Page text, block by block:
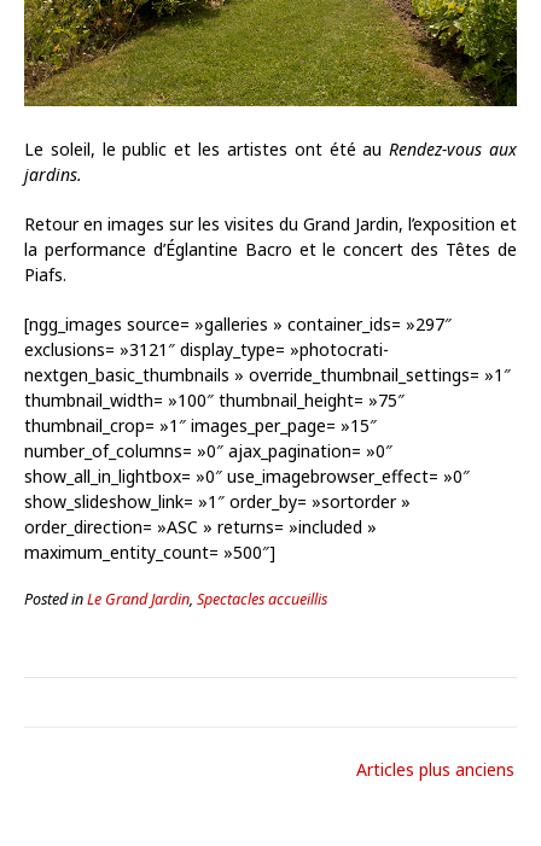
Le soleil, le public et les artistes ont été au Rendez-vous aux
jardins.
Retour en images sur les visites du Grand Jardin, l’exposition et
la performance d’Églantine Bacro et le concert des Têtes de
Piafs.
[ngg_images source= »galleries » container_ids= »297″
exclusions= »3121″ display_type= »photocrati-
nextgen_basic_thumbnails » override_thumbnail_settings= »1″
thumbnail_width= »100″ thumbnail_height= »75″
thumbnail_crop= »1″ images_per_page= »15″
number_of_columns= »0″ ajax_pagination= »0″
show_all_in_lightbox= »0″ use_imagebrowser_effect= »0″
show_slideshow_link= »1″ order_by= »sortorder »
order_direction= »ASC » returns= »included »
maximum_entity_count= »500″]
Posted inLe Grand Jardin, Spectacles accueillis
Articles plus anciens